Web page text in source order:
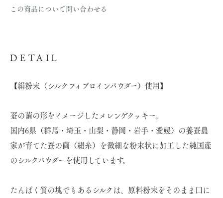
この商品について問い合わせる
DETAIL
【絹粉末（シルクフィブロインパウダー）使用】
蚕の繭の形をイメージしたメレンゲクッキー。
国内6県（群馬・埼玉・山梨・静岡・岩手・愛媛）の養蚕農
家が育てた蚕の繭（絹糸）を微細な粉末状に加工した純国産
のシルクパウダーを使用しています。
たんぱく質の塊でもあるシルクは、原料粉末をそのまま口に